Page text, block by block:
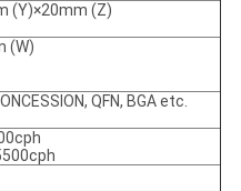
(Y)×20mm (Z)
(W)
QFN, BGA etc.